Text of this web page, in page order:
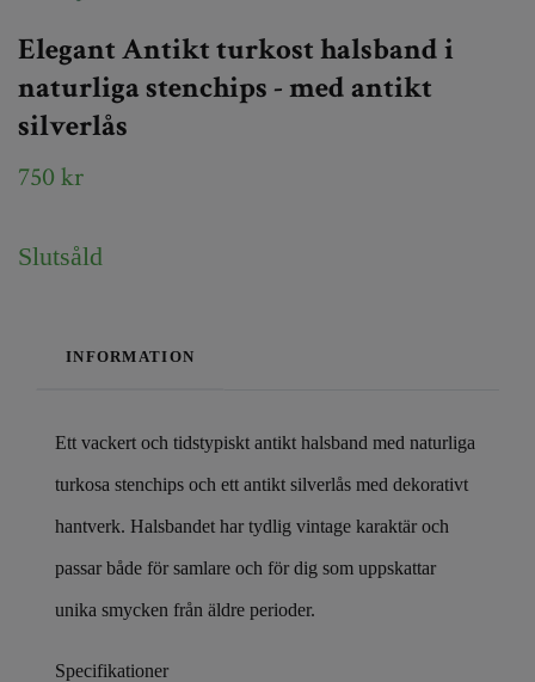
Elegant Antikt turkost halsband i
naturliga stenchips - med antikt
silverlås
750 kr
Slutsåld
INFORMATION
Ett vackert och tidstypiskt antikt halsband med naturliga
turkosa stenchips och ett antikt silverlås med dekorativt
hantverk. Halsbandet har tydlig vintage karaktär och
passar både för samlare och för dig som uppskattar
unika smycken från äldre perioder.
Specifikationer